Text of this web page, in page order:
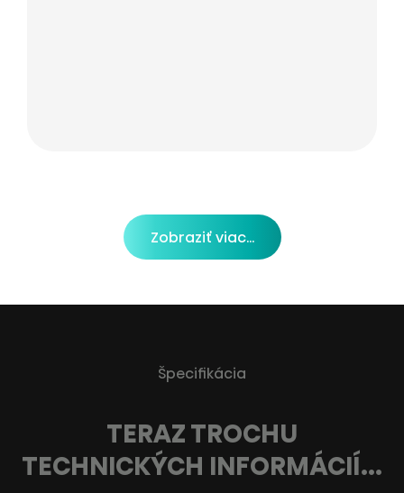
Zobraziť viac...
Špecifikácia
TERAZ TROCHU
TECHNICKÝCH INFORMÁCIÍ...